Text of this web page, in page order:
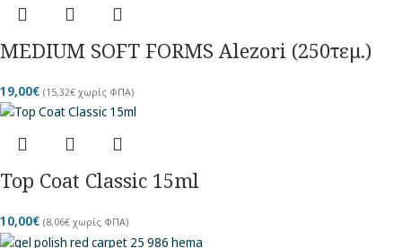
MEDIUM SOFT FORMS Alezori (250τεμ.)
19,00€ (15,32€ χωρίς ΦΠΑ)
Top Coat Classic 15ml
10,00€ (8,06€ χωρίς ΦΠΑ)